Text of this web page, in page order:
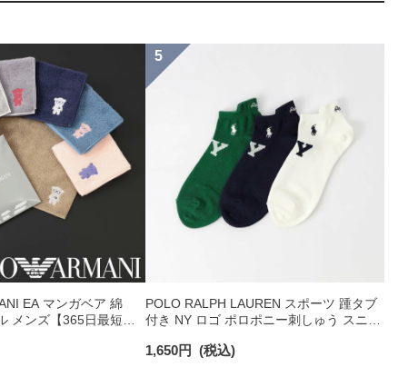
EA マンガベア 綿
メンズ【365日最短翌
POLO RALPH LAUREN スポーツ 踵タブ
付き NY ロゴ ポロポニー刺しゅう スニー
ソックス 02022328
1,650円 (税込)